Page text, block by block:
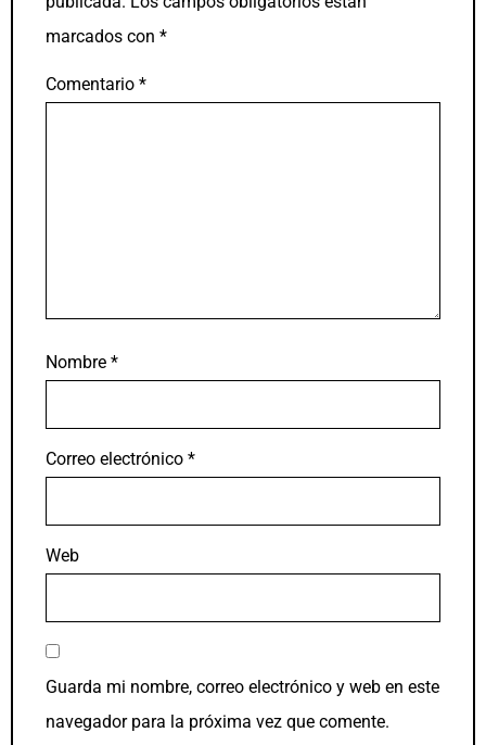
marcados con *
Comentario *
Nombre *
Correo electrónico *
Web
Guarda mi nombre, correo electrónico y web en este
navegador para la próxima vez que comente.